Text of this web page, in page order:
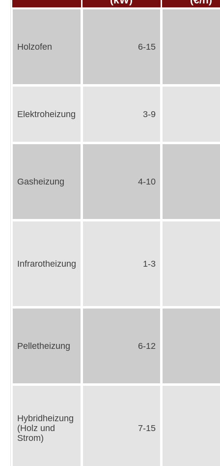
Holzofen 6-15
Elektroheizung 3-9
Gasheizung 4-10
Infrarotheizung 1-3
Pelletheizung 6-12
Hybridheizung
(Holz und
Strom)
7-15